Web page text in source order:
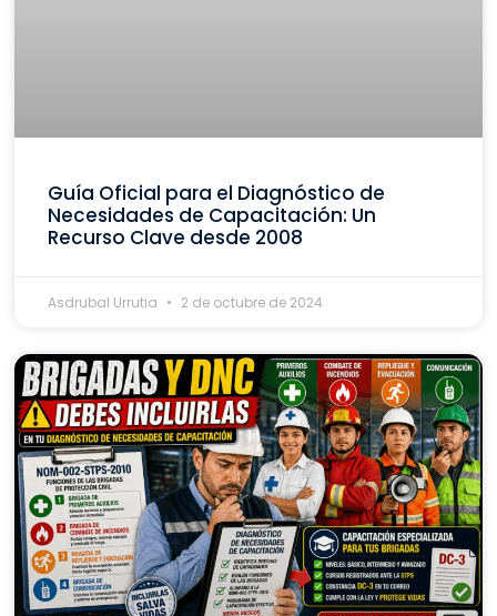
Guía Oficial para el Diagnóstico de
Necesidades de Capacitación: Un
Recurso Clave desde 2008
Asdrubal Urrutia 2 de octubre de 2024